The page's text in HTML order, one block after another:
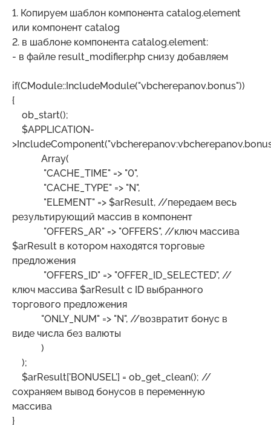
1. Копируем шаблон компонента catalog.element
или компонент catalog
2. в шаблоне компонента catalog.element:
- в файле result_modifier.php снизу добавляем
if(CModule::IncludeModule("vbcherepanov.bonus"))
{
ob_start();
$APPLICATION-
Array(
"CACHE_TIME" => "0",
"CACHE_TYPE" => "N",
"ELEMENT" => $arResult, //передаем весь
результирующий массив в компонент
"OFFERS_AR" => "OFFERS", //ключ массива
$arResult в котором находятся торговые
предложения
"OFFERS_ID" => "OFFER_ID_SELECTED", //
ключ массива $arResult с ID выбранного
торгового предложения
"ONLY_NUM" => "N", //возвратит бонус в
виде числа без валюты
)
);
$arResult['BONUSEL'] = ob_get_clean(); //
сохраняем вывод бонусов в переменную
массива
}